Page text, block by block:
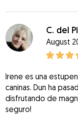
C. del
August
Irene es una
caninas. Dun ha
disfrutando de
seguro!